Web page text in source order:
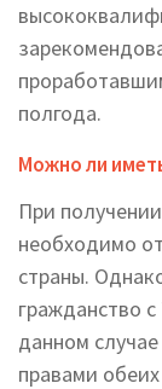
полгода.
Можно ли
При
необходимо
страны.
гражданство
данном
правами